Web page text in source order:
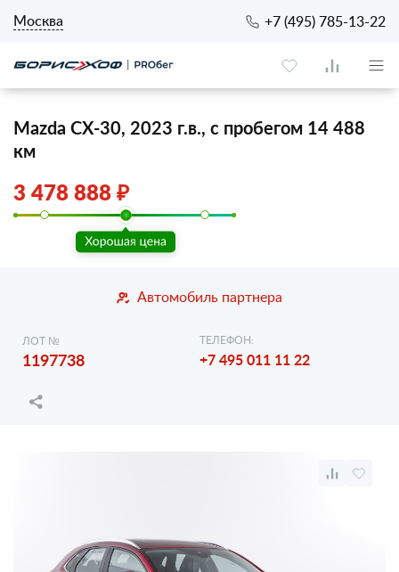
Москва +7 (495) 785-13-22
Mazda CX-30, 2023 г.в., с пробегом 14 488
км
3 478 888 ₽
Автомобиль партнера
ЛОТ №
1197738
ТЕЛЕФОН:
+7 495 011 11 22